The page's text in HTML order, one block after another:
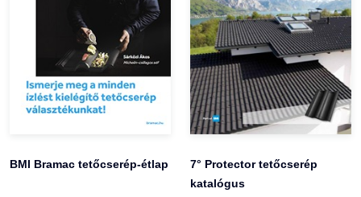
BMI Bramac tetőcserép-étlap
7° Protector tetőcserép
katalógus